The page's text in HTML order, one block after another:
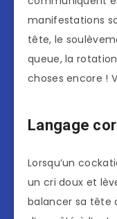
manifestations
tête, le
queue, la
choses encore !
Langage
Lorsqu’un
un cri doux et
balancer sa tête